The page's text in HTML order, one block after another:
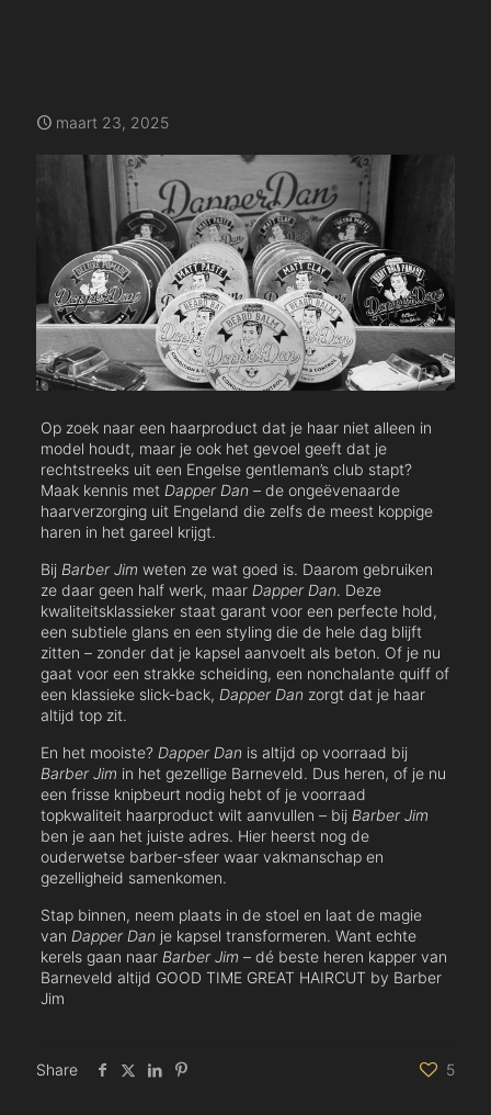
maart 23, 2025
Op zoek naar een haarproduct dat je haar niet alleen in
model houdt, maar je ook het gevoel geeft dat je
rechtstreeks uit een Engelse gentleman’s club stapt?
Maak kennis met Dapper Dan– de ongeëvenaarde
haarverzorging uit Engeland die zelfs de meest koppige
haren in het gareel krijgt.
Bij Barber Jim weten ze wat goed is. Daarom gebruiken
ze daar geen half werk, maar Dapper Dan. Deze
kwaliteitsklassieker staat garant voor een perfecte hold,
een subtiele glans en een styling die de hele dag blijft
zitten – zonder dat je kapsel aanvoelt als beton. Of je nu
gaat voor een strakke scheiding, een nonchalante quiff of
een klassieke slick-back, Dapper Danzorgt dat je haar
altijd top zit.
En het mooiste? Dapper Danis altijd op voorraad bij
Barber Jim in het gezellige Barneveld. Dus heren, of je nu
een frisse knipbeurt nodig hebt of je voorraad
topkwaliteit haarproduct wilt aanvullen – bij Barber Jim
ben je aan het juiste adres. Hier heerst nog de
ouderwetse barber-sfeer waar vakmanschap en
gezelligheid samenkomen.
Stap binnen, neem plaats in de stoel en laat de magie
van Dapper Danje kapsel transformeren. Want echte
kerels gaan naar Barber Jim – dé beste heren kapper van
Barneveld altijd GOOD TIME GREAT HAIRCUT by Barber
Jim
Share 5